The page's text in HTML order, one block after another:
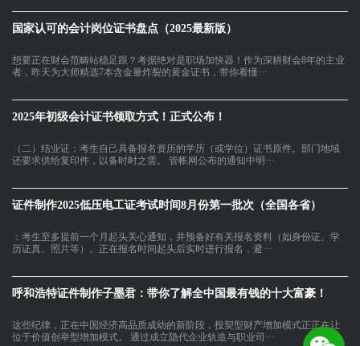
国家认可的会计岗位证书盘点（2025最新版）
想要正在财会范畴站稳足跟？考据绝对是职场加快器！作为深耕财会8年的主业
者，昨天为大师精选7本含金量炸裂的黄金证书，带你看懂···
2025年初级会计证书领取方式！正式公布！
（二）结业证：考生自己具备报名资历的学历（或学位）证书原件。部门地域
还要求供给复印件，以备时时之需。 管帐网公布的通知中明···
证件制作2025低压电工证考试时间8月份第一批次（全国各省）
：考生至多提前一个月起头关心通知，并预备好有关报名资料（如身份证、学
历证真、照片等）。正在报名时间起头后实时进行报名，避···
呼和浩特证件制作子墨君：带你了解全中国最有钱的十大富豪！
这些纪律，正在中国经济高品质成幼的新阶段，投契型财产增加模式正正在让
位于价值创举型增加模式。 通过成立隐代企业轨造与职业司···